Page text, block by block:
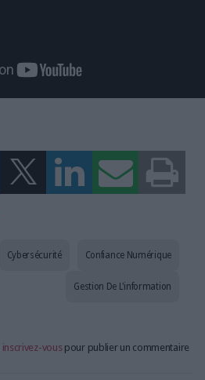
Confiance Numérique
Cybersécurité
Gestion De L'information
inscrivez-vous pour publier un commentaire